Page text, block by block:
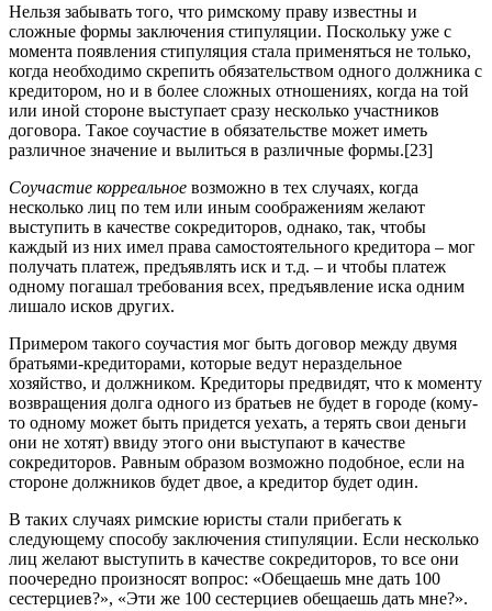
Нельзя забывать того, что римскому праву известны и
сложные формы заключения стипуляции. Поскольку уже с
момента появления стипуляция стала применяться не только,
когда необходимо скрепить обязательством одного должника с
кредитором, но и в более сложных отношениях, когда на той
или иной стороне выступает сразу несколько участников
договора. Такое соучастие в обязательстве может иметь
различное значение и вылиться в различные формы.[23]
Соучастие корреальное возможно в тех случаях, когда
несколько лиц по тем или иным соображениям желают
выступить в качестве сокредиторов, однако, так, чтобы
каждый из них имел права самостоятельного кредитора – мог
получать платеж, предъявлять иск и т.д. – и чтобы платеж
одному погашал требования всех, предъявление иска одним
лишало исков других.
Примером такого соучастия мог быть договор между двумя
братьями-кредиторами, которые ведут нераздельное
хозяйство, и должником. Кредиторы предвидят, что к моменту
возвращения долга одного из братьев не будет в городе (кому-
то одному может быть придется уехать, а терять свои деньги
они не хотят) ввиду этого они выступают в качестве
сокредиторов. Равным образом возможно подобное, если на
стороне должников будет двое, а кредитор будет один.
В таких случаях римские юристы стали прибегать к
следующему способу заключения стипуляции. Если несколько
лиц желают выступить в качестве сокредиторов, то все они
поочередно произносят вопрос: «Обещаешь мне дать 100
сестерциев?», «Эти же 100 сестерциев обещаешь дать мне?».